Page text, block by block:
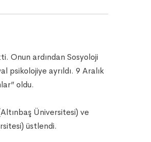
Onun ardından Sosyoloji
psikolojiye ayrıldı. 9 Aralık
oldu.
Üniversitesi) ve
üstlendi.